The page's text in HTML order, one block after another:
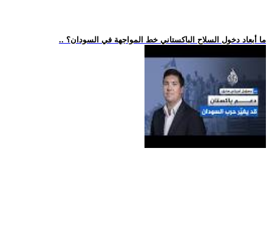
.. ما أبعاد دخول السلاح الباكستاني خط المواجهة في السودان؟